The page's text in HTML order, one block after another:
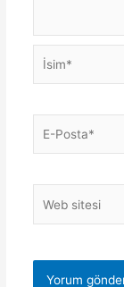
Posta*
sitesi